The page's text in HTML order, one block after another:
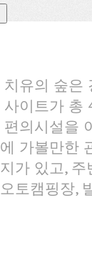
치유의 숲은
이트가 총
의시설을
가볼만한
가 있고,
토캠핑장,